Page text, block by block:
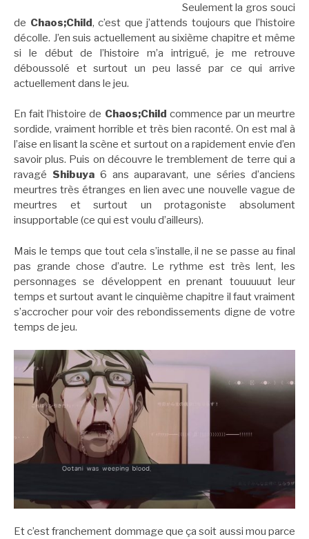
Seulement la gros souci
de Chaos;Child, c’est que j’attends toujours que l’histoire
décolle. J’en suis actuellement au sixième chapitre et même
si le début de l’histoire m’a intrigué, je me retrouve
déboussolé et surtout un peu lassé par ce qui arrive
actuellement dans le jeu.
En fait l’histoire de Chaos;Child commence par un meurtre
sordide, vraiment horrible et très bien raconté. On est mal à
l’aise en lisant la scène et surtout on a rapidement envie d’en
savoir plus. Puis on découvre le tremblement de terre qui a
ravagé Shibuya6 ans auparavant, une séries d’anciens
meurtres très étranges en lien avec une nouvelle vague de
meurtres et surtout un protagoniste absolument
insupportable (ce qui est voulu d’ailleurs).
Mais le temps que tout cela s’installe, il ne se passe au final
pas grande chose d’autre. Le rythme est très lent, les
personnages se développent en prenant touuuuut leur
temps et surtout avant le cinquième chapitre il faut vraiment
s’accrocher pour voir des rebondissements digne de votre
temps de jeu.
Et c’est franchement dommage que ça soit aussi mou parce